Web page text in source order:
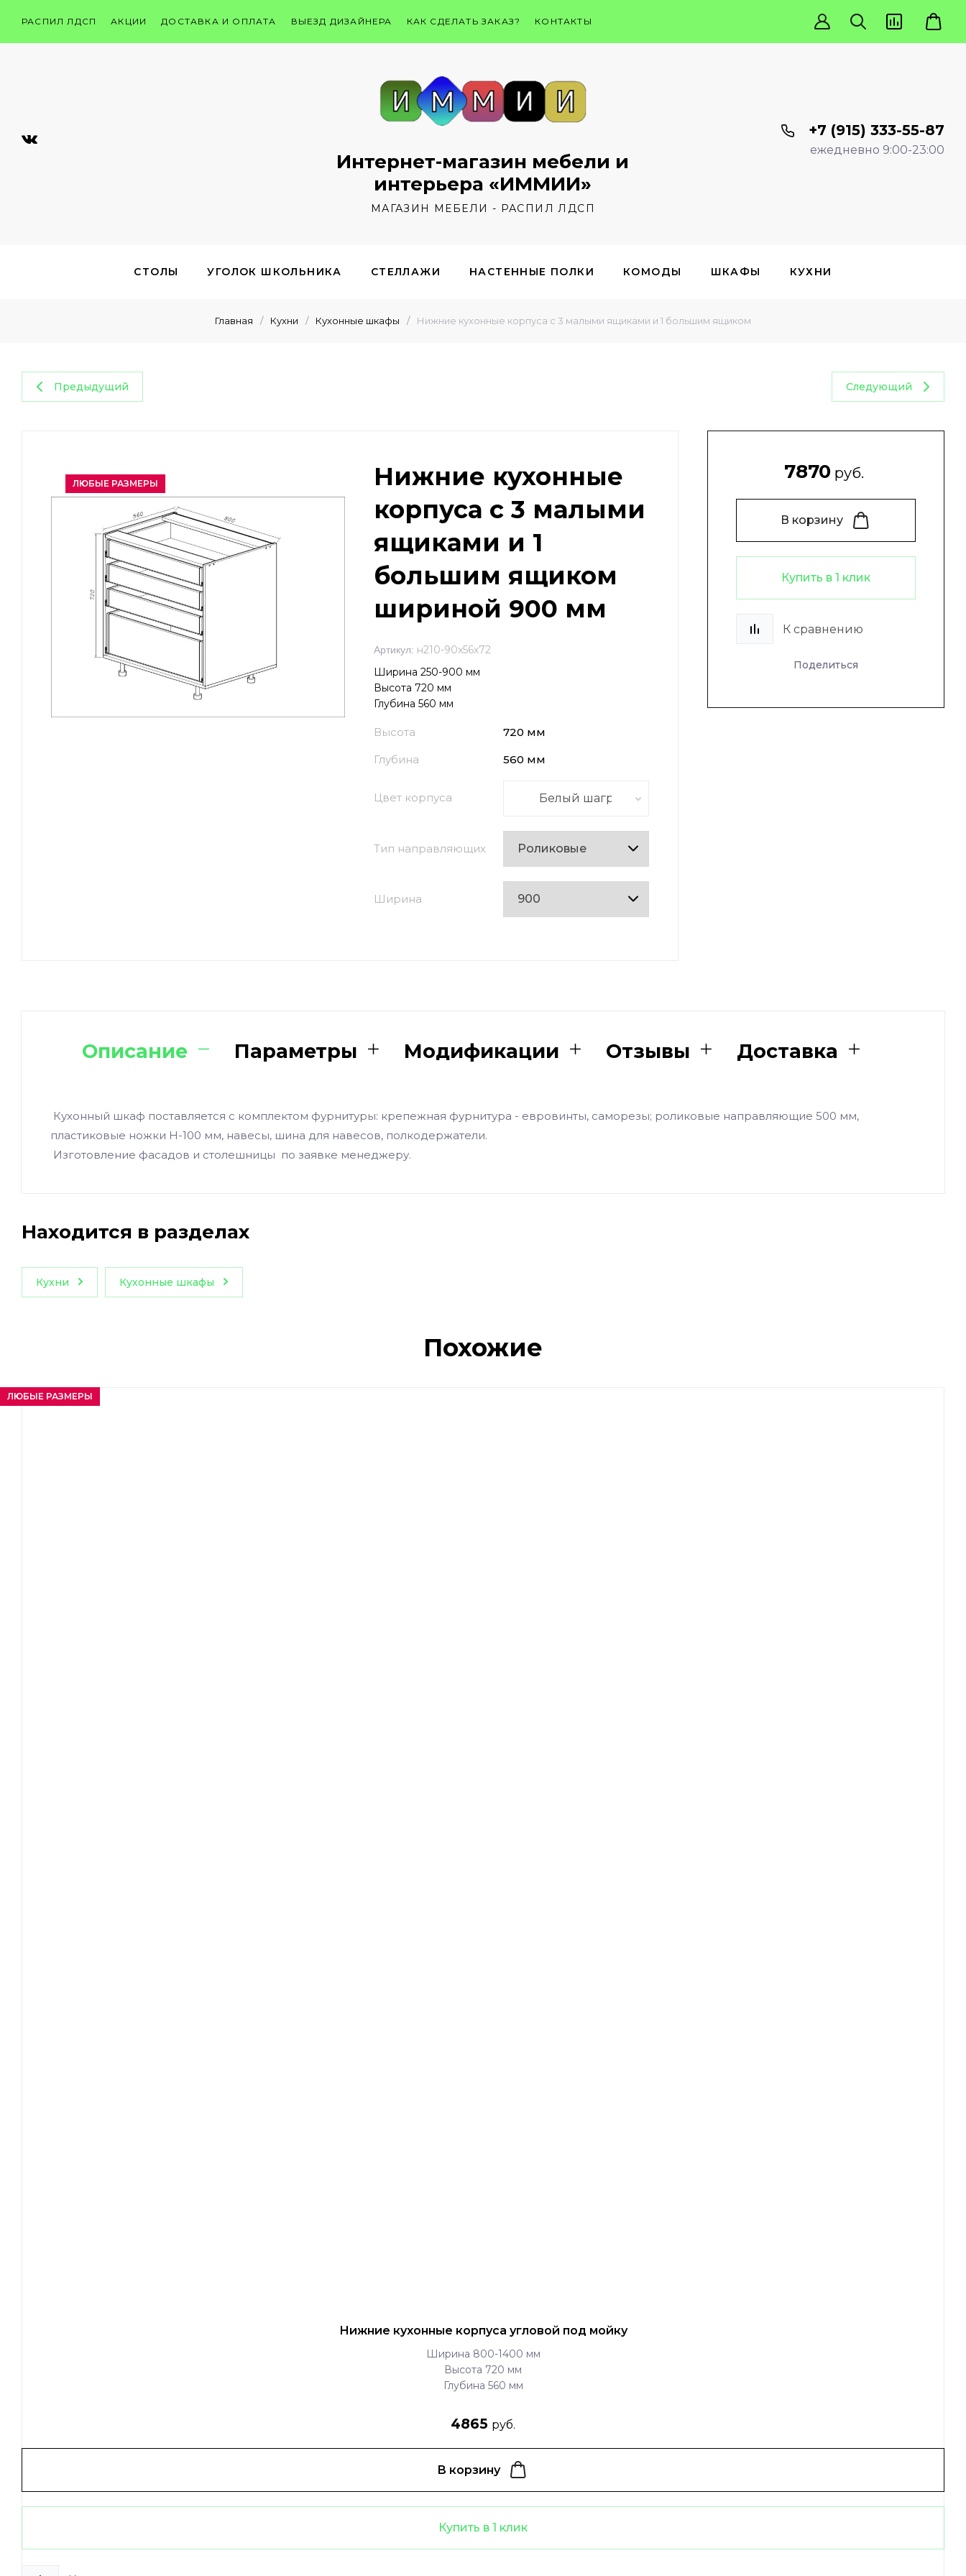
РАСПИЛ ЛДСП АКЦИИ ДОСТАВКА И ОПЛАТА ВЫЕЗД ДИЗАЙНЕРА КАК СДЕЛАТЬ ЗАКАЗ? КОНТАКТЫ
Интернет-магазин мебели и
интерьера «ИММИИ»
МАГАЗИН МЕБЕЛИ - РАСПИЛ ЛДСП
+7 (915) 333-55-87
ежедневно 9:00-23:00
СТОЛЫ УГОЛОК ШКОЛЬНИКА СТЕЛЛАЖИ НАСТЕННЫЕ ПОЛКИ КОМОДЫ ШКАФЫ КУХНИ
Главная / Кухни / Кухонные шкафы / Нижние кухонные корпуса с 3 малыми ящиками и 1 большим ящиком
Предыдущий Следующий
ЛЮБЫЕ РАЗМЕРЫ
Нижние кухонные
корпуса с 3 малыми
ящиками и 1
большим ящиком
шириной 900 мм
Артикул: н210-90х56х72
Ширина 250-900 мм
Высота 720 мм
Глубина 560 мм
Высота
720 мм
Глубина
560 мм
Цвет корпуса Белый шагрень
Тип направляющих
Ширина
7870 руб.
В корзину
Купить в 1 клик
К сравнению
Поделиться
Описание Параметры Модификации Отзывы Доставка
Кухонный шкаф поставляется с комплектом фурнитуры: крепежная фурнитура - евровинты, саморезы; роликовые направляющие 500 мм,
пластиковые ножки Н-100 мм, навесы, шина для навесов, полкодержатели.
Изготовление фасадов и столешницы по заявке менеджеру.
Находится в разделах
Кухни Кухонные шкафы
Похожие
ЛЮБЫЕ РАЗМЕРЫ
Нижние кухонные корпуса угловой под мойку
Ширина 800-1400 мм
Высота 720 мм
Глубина 560 мм
4865 руб.
В корзину
Купить в 1 клик